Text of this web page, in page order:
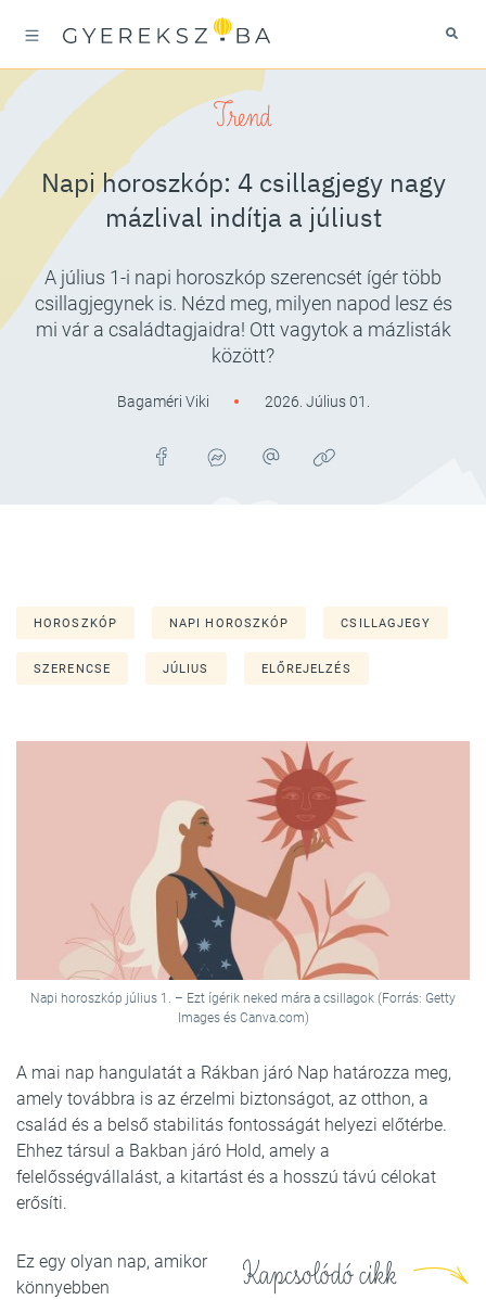
Trend
Napi horoszkóp: 4 csillagjegy nagy
mázlival indítja a júliust
A július 1-i napi horoszkóp szerencsét ígér több
csillagjegynek is. Nézd meg, milyen napod lesz és
mi vár a családtagjaidra! Ott vagytok a mázlisták
között?
Bagaméri Viki 2026. Július 01.
HOROSZKÓP NAPI HOROSZKÓP CSILLAGJEGY
SZERENCSE JÚLIUS ELŐREJELZÉS
Napi horoszkóp július 1. – Ezt ígérik neked mára a csillagok (Forrás: Getty
Images és Canva.com)
A mai nap hangulatát a Rákban járó Nap határozza meg,
amely továbbra is az érzelmi biztonságot, az otthon, a
család és a belső stabilitás fontosságát helyezi előtérbe.
Ehhez társul a Bakban járó Hold, amely a
felelősségvállalást, a kitartást és a hosszú távú célokat
erősíti.
Kapcsolódó cikk
Ez egy olyan nap, amikor
könnyebben